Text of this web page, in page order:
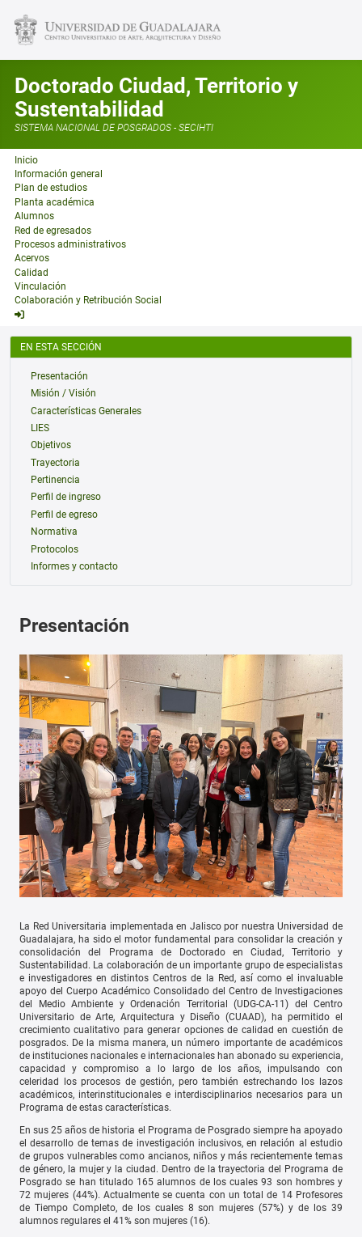
Doctorado Ciudad, Territorio y
Sustentabilidad
SISTEMA NACIONAL DE POSGRADOS - SECIHTI
Inicio
Información general
Plan de estudios
Planta académica
Alumnos
Red de egresados
Procesos administrativos
Acervos
Calidad
Vinculación
Colaboración y Retribución Social
EN ESTA SECCIÓN
Presentación
Misión / Visión
Características Generales
LIES
Objetivos
Trayectoria
Pertinencia
Perfil de ingreso
Perfil de egreso
Normativa
Protocolos
Informes y contacto
Presentación
La Red Universitaria implementada en Jalisco por nuestra Universidad de
Guadalajara, ha sido el motor fundamental para consolidar la creación y
consolidación del Programa de Doctorado en Ciudad, Territorio y
Sustentabilidad. La colaboración de un importante grupo de especialistas
e investigadores en distintos Centros de la Red, así como el invaluable
apoyo del Cuerpo Académico Consolidado del Centro de Investigaciones
del Medio Ambiente y Ordenación Territorial (UDG-CA-11) del Centro
Universitario de Arte, Arquitectura y Diseño (CUAAD), ha permitido el
crecimiento cualitativo para generar opciones de calidad en cuestión de
posgrados. De la misma manera, un número importante de académicos
de instituciones nacionales e internacionales han abonado su experiencia,
capacidad y compromiso a lo largo de los años, impulsando con
celeridad los procesos de gestión, pero también estrechando los lazos
académicos, interinstitucionales e interdisciplinarios necesarios para un
Programa de estas características.
En sus 25 años de historia el Programa de Posgrado siempre ha apoyado
el desarrollo de temas de investigación inclusivos, en relación al estudio
de grupos vulnerables como ancianos, niños y más recientemente temas
de género, la mujer y la ciudad. Dentro de la trayectoria del Programa de
Posgrado se han titulado 165 alumnos de los cuales 93 son hombres y
72 mujeres (44%). Actualmente se cuenta con un total de 14 Profesores
de Tiempo Completo, de los cuales 8 son mujeres (57%) y de los 39
alumnos regulares el 41% son mujeres (16).